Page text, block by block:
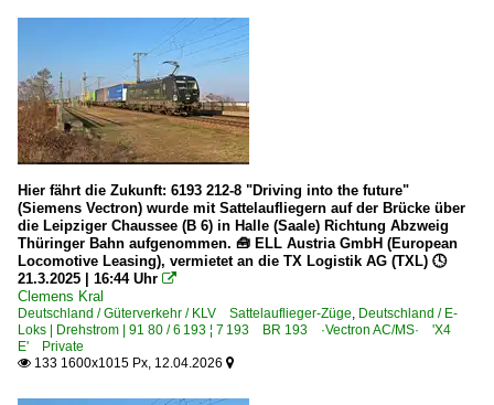
Hier fährt die Zukunft: 6193 212-8 "Driving into the future"
(Siemens Vectron) wurde mit Sattelaufliegern auf der Brücke über
die Leipziger Chaussee (B 6) in Halle (Saale) Richtung Abzweig
Thüringer Bahn aufgenommen. 🧰 ELL Austria GmbH (European
Locomotive Leasing), vermietet an die TX Logistik AG (TXL) 🕓
21.3.2025 | 16:44 Uhr 
Clemens Kral
Deutschland / Güterverkehr / KLV Sattelauflieger-Züge Deutschland / E-
Loks | Drehstrom | 91 80 / 6 193 ¦ 7 193 BR 193 ·Vectron AC/MS· 'X4
E' Private
 133 1600x1015 Px, 12.04.2026 